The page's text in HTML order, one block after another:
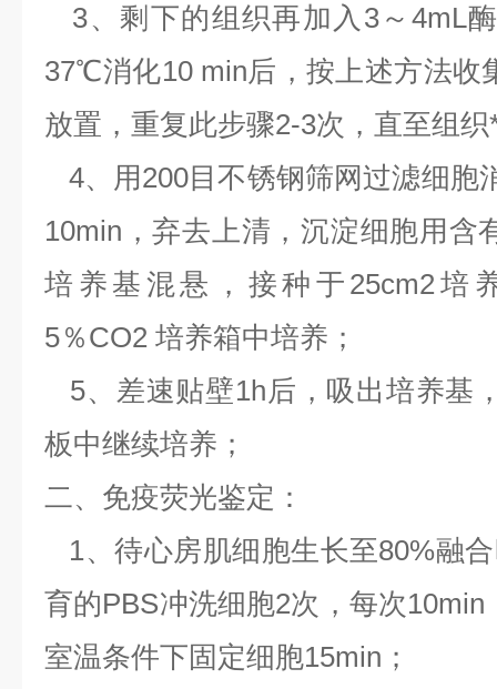
3、剩下的组织再加入3～4mL
37℃消化10 min后，按上述方法
放置，重复此步骤2-3次，直至组
4、用200目不锈钢筛网过滤细胞
10min，弃去上清，沉淀细胞用含
培养基混悬，接种于25cm2
5％CO2 培养箱中培养；
5、差速贴壁1h后，吸出培养基
板中继续培养；
二、免疫荧光鉴定：
1、待心房肌细胞生长至80%融
育的PBS冲洗细胞2次，每次
室温条件下固定细胞15min；